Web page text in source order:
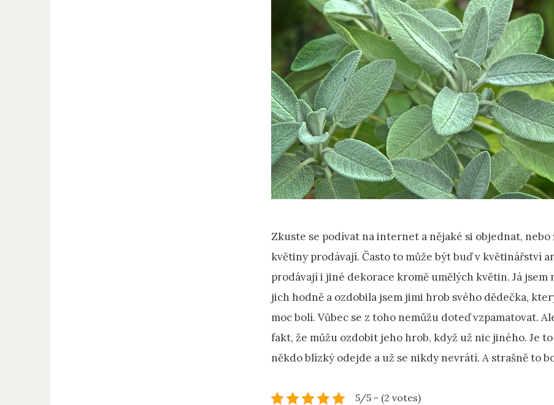
Zkuste se podívat na internet a nějaké si objednat,
květiny prodávají. Často to může být buď v květinářství
prodávají i jiné dekorace kromě umělých květin. Já
jich hodně a ozdobila jsem jimi hrob svého dědečka,
moc bolí. Vůbec se z toho nemůžu doteď vzpamatovat.
fakt, že můžu ozdobit jeho hrob, když už nic jiného. Je
někdo blízký odejde a už se nikdy nevrátí. A strašně to
5/5 - (2 votes)